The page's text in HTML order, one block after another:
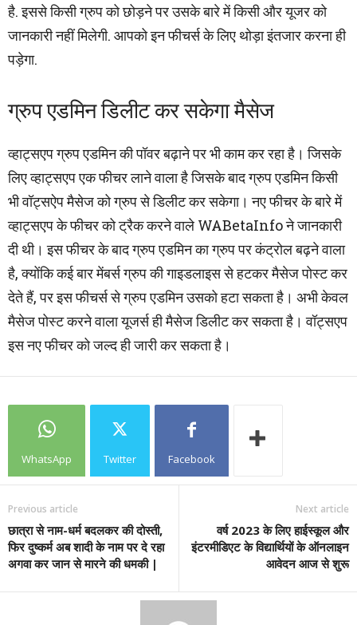
है. इससे किसी ग्रुप को छोड़ने पर उसके बारे में किसी और यूजर को
जानकारी नहीं मिलेगी. आपको इन फीचर्स के लिए थोड़ा इंतजार करना ही
पड़ेगा.
ग्रुप एडमिन डिलीट कर सकेगा मैसेज
व्हाट्सएप ग्रुप एडमिन की पॉवर बढ़ाने पर भी काम कर रहा है। जिसके
लिए व्हाट्सएप एक फीचर लाने वाला है जिसके बाद ग्रुप एडमिन किसी
भी वॉट्सऐप मैसेज को ग्रुप से डिलीट कर सकेगा। नए फीचर के बारे में
व्हाट्सएप के फीचर को ट्रैक करने वाले WABetaInfo ने जानकारी
दी थी। इस फीचर के बाद ग्रुप एडमिन का ग्रुप पर कंट्रोल बढ़ने वाला
है, क्योंकि कई बार मेंबर्स ग्रुप की गाइडलाइस से हटकर मैसेज पोस्ट कर
देते हैं, पर इस फीचर्स से ग्रुप एडमिन उसको हटा सकता है। अभी केवल
मैसेज पोस्ट करने वाला यूजर्स ही मैसेज डिलीट कर सकता है। वॉट्सएप
इस नए फीचर को जल्द ही जारी कर सकता है।
WhatsApp Twitter Facebook
Previous article
छात्रा से नाम-धर्म बदलकर की दोस्ती,
फिर दुष्कर्म अब शादी के नाम पर दे रहा
अगवा कर जान से मारने की धमकी |
Next article
वर्ष 2023 के लिए हाईस्कूल और
इंटरमीडिएट के विद्यार्थियों के ऑनलाइन
आवेदन आज से शुरू